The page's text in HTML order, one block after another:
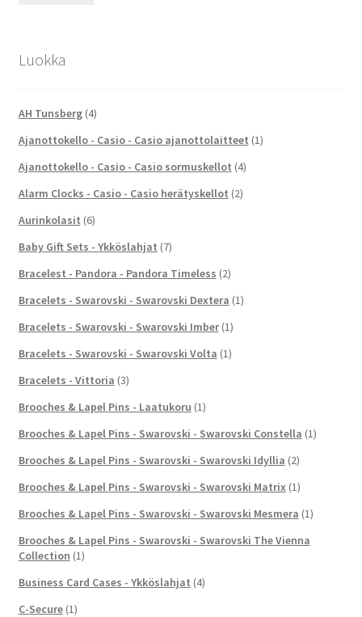
Luokka
AH Tunsberg (4)
Ajanottokello - Casio - Casio ajanottolaitteet (1)
Ajanottokello - Casio - Casio sormuskellot (4)
Alarm Clocks - Casio - Casio herätyskellot (2)
Aurinkolasit (6)
Baby Gift Sets - Ykköslahjat (7)
Bracelest - Pandora - Pandora Timeless (2)
Bracelets - Swarovski - Swarovski Dextera (1)
Bracelets - Swarovski - Swarovski Imber (1)
Bracelets - Swarovski - Swarovski Volta (1)
Bracelets - Vittoria (3)
Brooches & Lapel Pins - Laatukoru (1)
Brooches & Lapel Pins - Swarovski - Swarovski Constella (1)
Brooches & Lapel Pins - Swarovski - Swarovski Idyllia (2)
Brooches & Lapel Pins - Swarovski - Swarovski Matrix (1)
Brooches & Lapel Pins - Swarovski - Swarovski Mesmera (1)
Brooches & Lapel Pins - Swarovski - Swarovski The Vienna
Collection (1)
Business Card Cases - Ykköslahjat (4)
C-Secure (1)